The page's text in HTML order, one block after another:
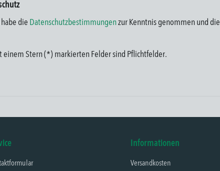
habe die Datenschutzbestimmungenzur Kenntnis genommen und die
einem Stern (*) markierten Felder sind Pflichtfelder.
Informationen
Versandkosten